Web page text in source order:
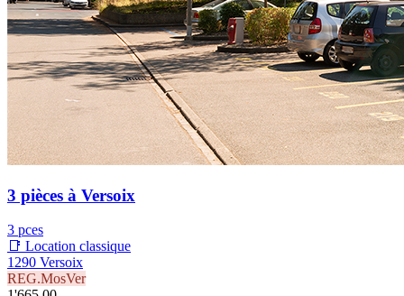
3 pièces à Versoix
3 pces
📑 Location classique
1290 Versoix
REG.MosVer